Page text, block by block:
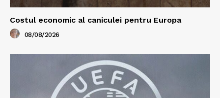
Costul economic al caniculei pentru Europa
08/08/2026